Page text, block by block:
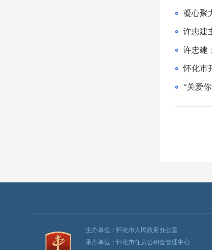
凝心聚
许忠建
怀化市
“关爱
主办单位：怀化市人民政府办公室
承办单位：怀化市住房公积金管理中心